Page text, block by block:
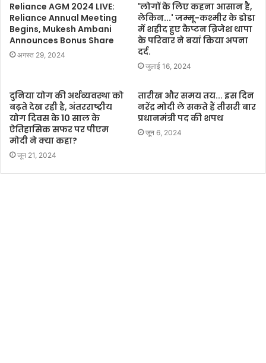
Reliance AGM 2024 LIVE:
Reliance Annual Meeting
Begins, Mukesh Ambani
Announces Bonus Share
अगस्त 29, 2024
'लोगों के लिए कहना आसान है,
लेकिन...' जम्मू-कश्मीर के डोडा
में शहीद हुए कैप्टन ब्रिजेश थापा
के परिवार ने बयां किया अपना
दर्द.
जुलाई 16, 2024
दुनिया योग की अर्थव्यवस्था को
बढ़ते देख रही है, अंतरराष्ट्रीय
योग दिवस के 10 साल के
ऐतिहासिक सफर पर पीएम
मोदी ने क्या कहा?
जून 21, 2024
तारीख और समय तय... इस दिन
नरेंद्र मोदी ले सकते हैं तीसरी बार
प्रधानमंत्री पद की शपथ
जून 6, 2024